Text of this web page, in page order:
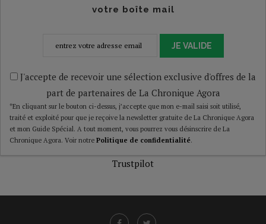
votre boîte mail
JE VALIDE
J'accepte de recevoir une sélection exclusive d'offres de la
part de partenaires de La Chronique Agora
*En cliquant sur le bouton ci-dessus, j’accepte que mon e-mail saisi soit utilisé,
traité et exploité pour que je reçoive la newsletter gratuite de La Chronique Agora
et mon Guide Spécial. A tout moment, vous pourrez vous désinscrire de La
Chronique Agora. Voir notre Politique de confidentialité.
Trustpilot